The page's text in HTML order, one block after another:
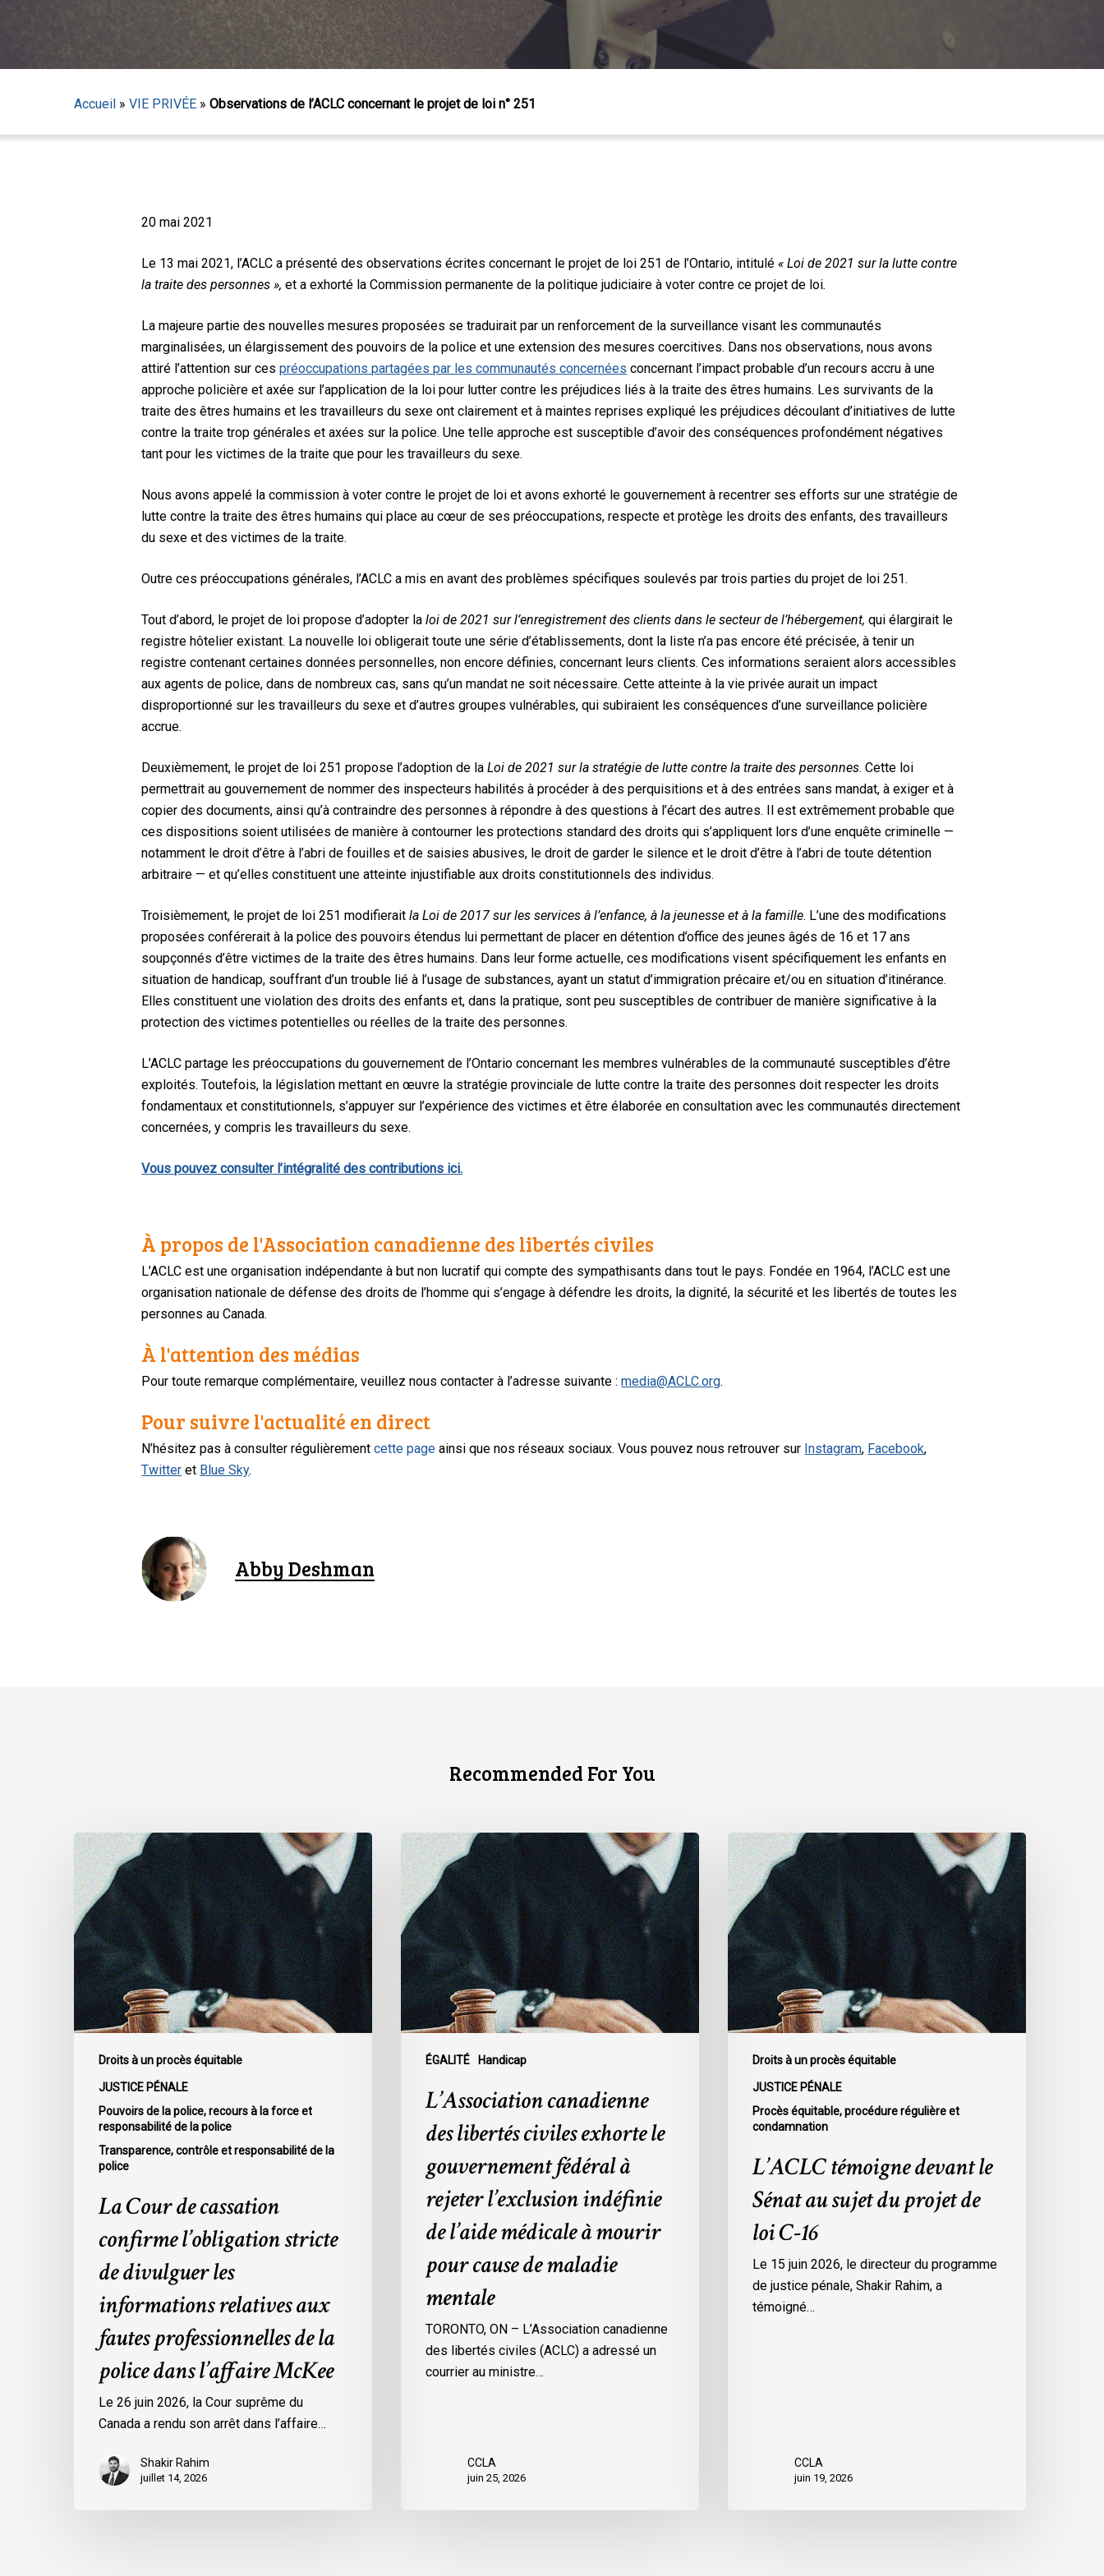
Appuyez sur Entrée pour lancer la recherche ou sur Échap pour fermer
Accueil » VIE PRIVÉE » Observations de l’ACLC concernant le projet de loi n° 251
20 mai 2021
Le 13 mai 2021, l’ACLC a présenté des observations écrites concernant le projet de loi 251 de l’Ontario, intitulé« Loi de 2021 sur la lutte contre
la traite des personnes », et a exhorté la Commission permanente de la politique judiciaire à voter contre ce projet de loi.
La majeure partie des nouvelles mesures proposées se traduirait par un renforcement de la surveillance visant les communautés
marginalisées, un élargissement des pouvoirs de la police et une extension des mesures coercitives. Dans nos observations, nous avons
attiré l’attention sur cespréoccupations partagées par les communautés concernées concernant l’impact probabled’un recours accru à une
approche policière et axée sur l’application de la loi pour lutter contre les préjudices liés à la traite des êtres humains. Les survivants de la
traite des êtres humains et les travailleurs du sexe ont clairement et à maintes reprises expliqué les préjudices découlant d’initiatives de lutte
contre la traite trop générales et axées sur la police. Une telle approche est susceptible d’avoirdes conséquencesprofondémentnégatives
tant pour les victimes de la traite que pour les travailleurs du sexe.
Nous avons appelé la commission à voter contre le projet de loi et avons exhorté le gouvernement à recentrer ses efforts sur une stratégie de
lutte contre la traite des êtres humains qui place au cœur de ses préoccupations, respecte et protège les droits des enfants, des travailleurs
du sexe et des victimes de la traite.
Outre ces préoccupations générales, l’ACLC a mis en avant des problèmes spécifiques soulevés par trois parties du projet de loi 251.
Tout d’abord, le projet de loi propose d’adopter laloi de 2021 sur l’enregistrement des clients dans le secteur de l’hébergement, qui élargirait le
registre hôtelier existant. La nouvelle loi obligerait toute une série d’établissements, dont la liste n’a pas encore été précisée, à tenir un
registre contenant certaines données personnelles, non encore définies, concernant leurs clients. Ces informations seraient alors accessibles
aux agents de police, dans de nombreux cas, sans qu’un mandat ne soit nécessaire. Cette atteinte à la vie privée aurait un impact
disproportionné sur les travailleurs du sexe et d’autres groupes vulnérables, qui subiraient les conséquences d’une surveillance policière
accrue.
Deuxièmement, le projet de loi 251 propose l’adoption de laLoi de 2021 sur la stratégie de lutte contre la traite des personnes. Cette loi
permettrait au gouvernement de nommer des inspecteurs habilités à procéder à des perquisitions et à des entrées sans mandat, à exiger et à
copier des documents, ainsi qu’à contraindre des personnes à répondre à des questions à l’écart des autres. Il est extrêmement probable que
ces dispositions soient utilisées de manière à contourner les protections standard des droits qui s’appliquent lors d’une enquête criminelle —
notamment le droit d’être à l’abri de fouilles et de saisies abusives, le droit de garder le silence et le droit d’être à l’abri de toute détention
arbitraire — et qu’elles constituent une atteinte injustifiable aux droits constitutionnels des individus.
Troisièmement, le projet de loi 251 modifieraitla Loi de 2017 sur les services à l’enfance, à la jeunesse et à la famille. L’unedes modifications
proposées conférerait à la police des pouvoirs étendus lui permettant de placer en détention d’office des jeunes âgés de 16 et 17 ans
soupçonnés d’être victimes de la traite des êtres humains. Dans leur forme actuelle, ces modifications visent spécifiquement les enfants en
situation de handicap, souffrant d’un trouble lié à l’usage de substances, ayant un statut d’immigration précaire et/ou en situation d’itinérance.
Elles constituent une violation des droits des enfants et, dans la pratique, sont peu susceptibles de contribuer de manière significative à la
protection des victimes potentielles ou réelles de la traite des personnes.
L’ACLC partage les préoccupations du gouvernement de l’Ontario concernant les membres vulnérables de la communauté susceptibles d’être
exploités. Toutefois, la législation mettant en œuvre la stratégie provinciale de lutte contre la traite des personnes doit respecter les droits
fondamentaux et constitutionnels, s’appuyer sur l’expérience des victimes et être élaborée en consultation avec les communautés directement
concernées, y compris les travailleurs du sexe.
Vous pouvez consulter l’intégralité des contributions ici.
À propos de l'Association canadienne des libertés civiles
L’ACLC est une organisation indépendante à but non lucratif qui compte des sympathisants dans tout le pays. Fondée en 1964, l’ACLC est une
organisation nationale de défense des droits de l’homme qui s’engage à défendre les droits, la dignité, la sécurité et les libertés de toutes les
personnes au Canada.
À l'attention des médias
Pour toute remarque complémentaire, veuillez nous contacter à l’adresse suivante :media@ACLC.org.
Pour suivre l'actualité en direct
N’hésitez pas à consulter régulièrementcette page ainsi que nos réseaux sociaux. Vous pouvez nous retrouver sur Instagram, Facebook,
Twitter et Blue Sky.
Abby Deshman
Recommended For You
Droits à un procès équitable
JUSTICE PÉNALE
Pouvoirs de la police, recours à la force et
responsabilité de la police
Transparence, contrôle et responsabilité de la
police
La
Cour
de
cassation
confirme
l’obligation
stricte
de
divulguer
les
informations
fautes
professionnelles
police
l’affaire
McKee
La Cour de cassation
confirme l’obligation stricte
de divulguer les
informations relatives aux
fautes professionnelles de la
police dans l’affaire McKee
Le 26 juin 2026, la Cour suprême du
Canada a rendu son arrêt dans l’affaire…
Shakir Rahim
juillet 14, 2026
ÉGALITÉ Handicap
L’Association
canadienne
des
libertés
civiles
exhorte
le
gouvernement
fédéral
à
rejeter
indéfinie
l’aide
médicale
mourir
maladie
L’Association canadienne
des libertés civiles exhorte le
gouvernement fédéral à
rejeter l’exclusion indéfinie
de l’aide médicale à mourir
pour cause de maladie
mentale
TORONTO, ON – L’Association canadienne
des libertés civiles (ACLC) a adressé un
courrier au ministre…
CCLA
juin 25, 2026
Droits à un procès équitable
JUSTICE PÉNALE
Procès équitable, procédure régulière et
condamnation
L’ACLC
témoigne
devant
le
Sénat
au
sujet
du
projet
de
L’ACLC témoigne devant le
Sénat au sujet du projet de
loi C-16
Le 15 juin 2026, le directeur du programme
de justice pénale, Shakir Rahim, a
témoigné…
CCLA
juin 19, 2026